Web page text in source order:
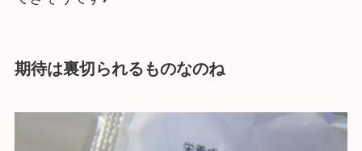
期待は裏切られるものなのね